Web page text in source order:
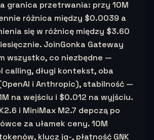
granica przetrwania: przy 10M
różnica między $0.0039 a
się w różnicę między $3.60
JoinGonka Gateway
wszystko, co niezbędne —
calling, długi kontekst, oba
i Anthropic), stabilność —
na wejściu i $0.012 na wyjściu.
i MiniMax M2.7 depczą po
za ułamek ceny. 10M
klucz jg-, płatność GNK